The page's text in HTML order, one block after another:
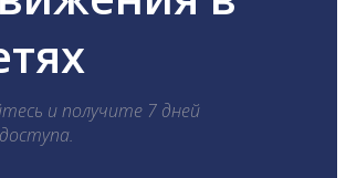
и получите 7 дней